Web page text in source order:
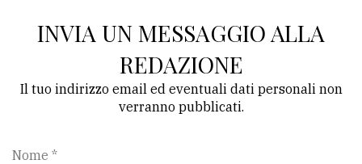
INVIA UN MESSAGGIO ALLA
REDAZIONE
Il tuo indirizzo email ed eventuali dati personali non
verranno pubblicati.
Nome *